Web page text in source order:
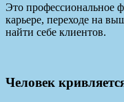
Это профессиональное
карьере, переходе на
найти себе клиентов.
Человек